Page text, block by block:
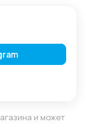
и может